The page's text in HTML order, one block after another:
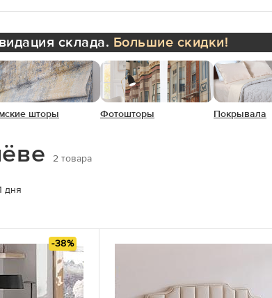
склада. Большие скидки!
шторы Фотошторы Покрывала
2 товара
дня
-38%